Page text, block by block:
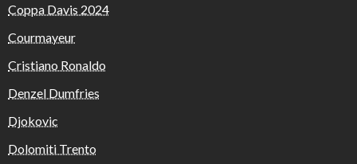
Coppa Davis 2024
Courmayeur
Cristiano Ronaldo
Denzel Dumfries
Djokovic
Dolomiti Trento